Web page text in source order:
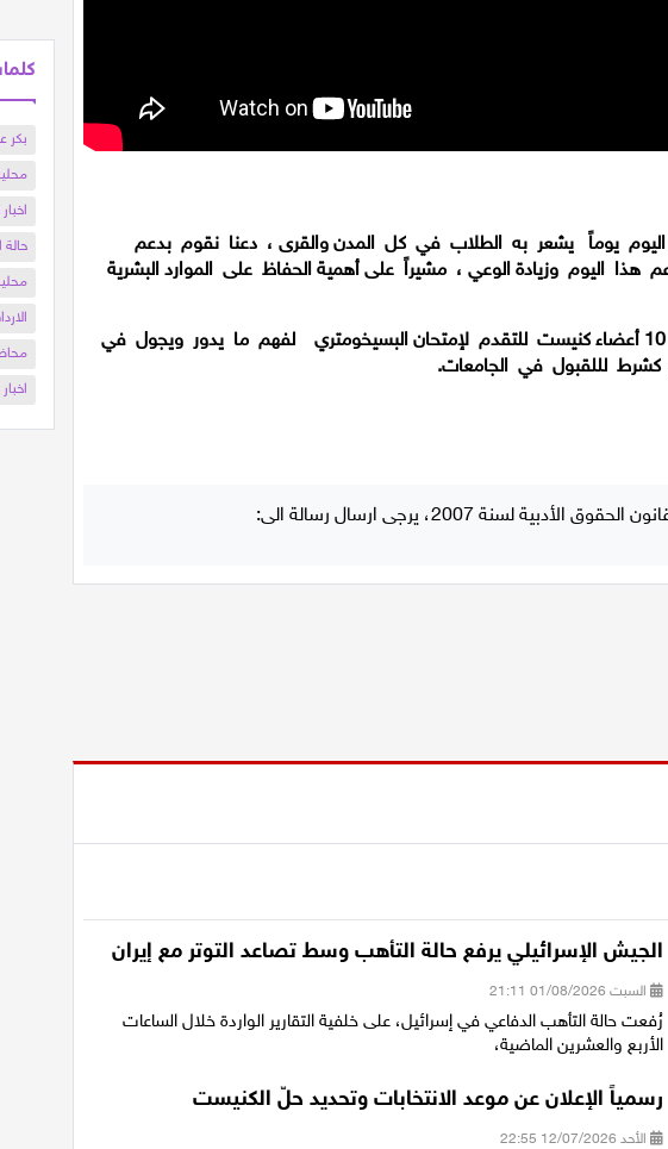
اليوم يوماً يشعر به الطلاب في كل المدن والقرى ، دعنا نقوم بدعم
هذا اليوم وزيادة الوعي ، مشيراً على أهمية الحفاظ على الموارد البشرية
يذكر أن النائب فريج كان قد وافق مع 10 أعضاء كنيست للتقدم لإمتحان البسيخومتري لفهم ما يدور ويجول في
كشرط لللقبول في الجامعات.
الجيش الإسرائيلي يرفع حالة التأهب وسط تصاعد التوتر مع إيران
السبت 01/08/2026 21:11
رُفعت حالة التأهب الدفاعي في إسرائيل، على خلفية التقارير الواردة خلال الساعات
الأربع والعشرين الماضية،
رسمياً الإعلان عن موعد الانتخابات وتحديد حلّ الكنيست
الأحد 12/07/2026 22:55
بكر